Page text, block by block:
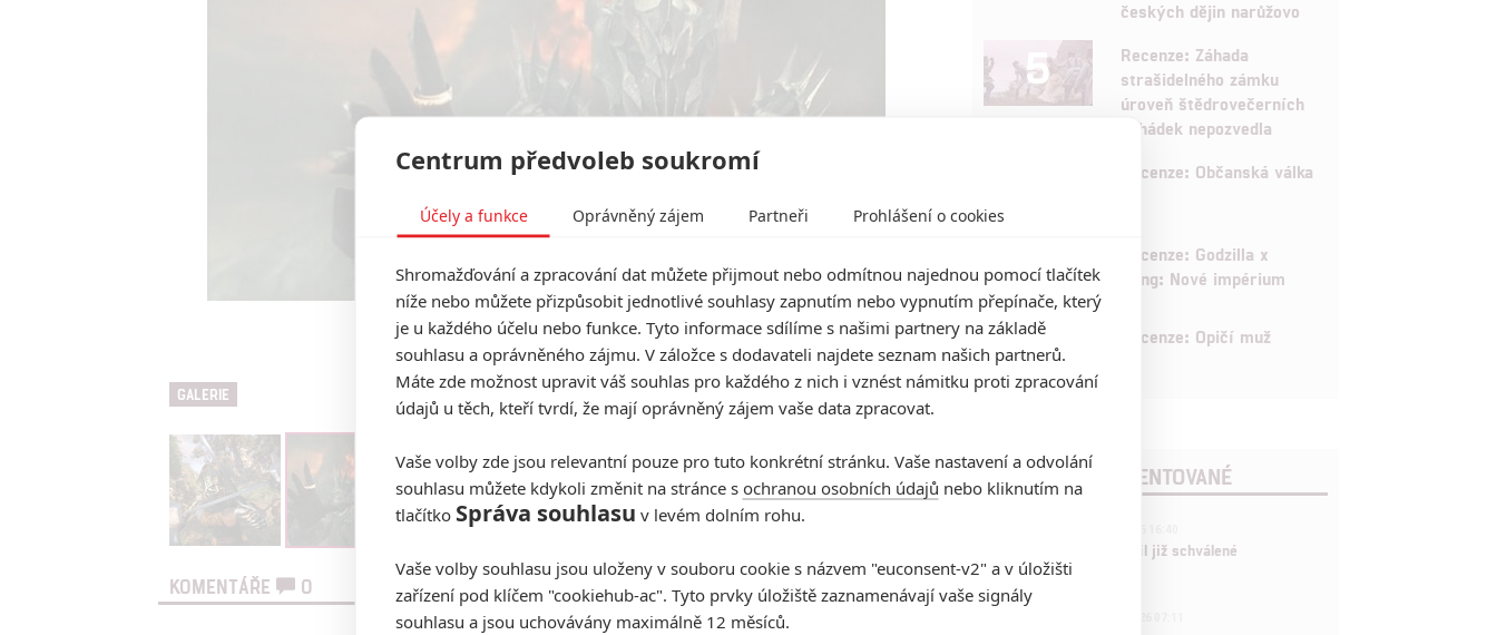
Pán prstenů: Společenstvo Prstenu | Fandíme filmu
GALERIE
KOMENTÁŘE 0
českých dějin narůžovo
5
Recenze: Záhada
strašidelného zámku
úroveň štědrovečerních
pohádek nepozvedla
Recenze: Občanská válka
6
Recenze: Godzilla x
Kong: Nové impérium
8 Recenze: Opičí muž
POSLEDNÍ KOMENTOVANÉ
Marvel nečekaně zrušil již schválené
pokračování
433
Centrum předvoleb soukromí
Účely a funkce Oprávněný zájem Partneři Prohlášení o cookies
Shromažďování a zpracování dat můžete přijmout nebo odmítnou najednou pomocí tlačítek
níže nebo můžete přizpůsobit jednotlivé souhlasy zapnutím nebo vypnutím přepínače, který
je u každého účelu nebo funkce. Tyto informace sdílíme s našimi partnery na základě
souhlasu a oprávněného zájmu. V záložce s dodavateli najdete seznam našich partnerů.
Máte zde možnost upravit váš souhlas pro každého z nich i vznést námitku proti zpracování
údajů u těch, kteří tvrdí, že mají oprávněný zájem vaše data zpracovat.
Vaše volby zde jsou relevantní pouze pro tuto konkrétní stránku. Vaše nastavení a odvolání
souhlasu můžete kdykoli změnit na stránce s ochranou osobních údajů nebo kliknutím na
tlačítko Správa souhlasu v levém dolním rohu.
Vaše volby souhlasu jsou uloženy v souboru cookie s názvem "euconsent-v2" a v úložišti
zařízení pod klíčem "cookiehub-ac". Tyto prvky úložiště zaznamenávají vaše signály
souhlasu a jsou uchovávány maximálně 12 měsíců.